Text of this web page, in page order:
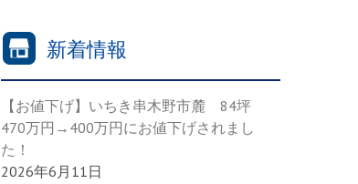
新着情報
【お値下げ】いちき串木野市麓 84坪
470万円→400万円にお値下げされまし
た！
2026年6月11日